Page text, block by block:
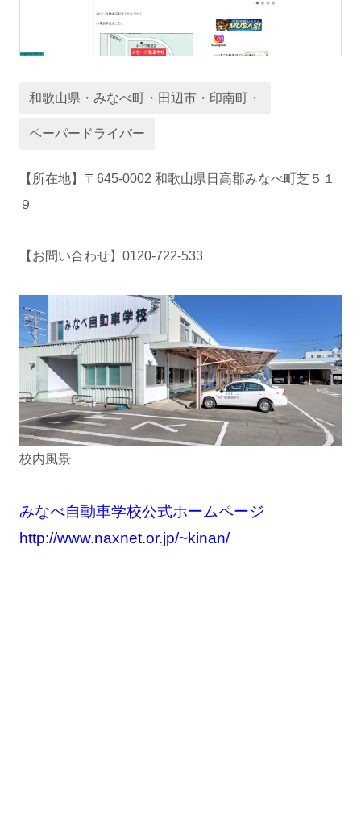
講習トピックス
業者様登録はこちら
和歌山県・みなべ町・田辺市・印南町・
ペーパードライバー
【所在地】〒645-0002 和歌山県日高郡みなべ町芝５１
９
【お問い合わせ】0120-722-533
校内風景
みなべ自動車学校公式ホームページ
http://www.naxnet.or.jp/~kinan/